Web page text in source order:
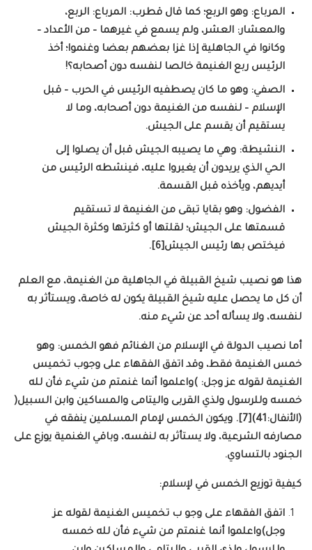
المرباع: وهو الربع؛ كما قال قطرب: المرباع: الربع،
والمعشار: العشر، ولم يسمع في غيرهما – من الأعداد –
وكانوا في الجاهلية إذا غزا بعضهم بعضا وغنموا؛ أخذ
الرئيس ربع الغنيمة خالصا لنفسه دون أصحابه؟!
الصفي: وهو ما كان يصطفيه الرئيس في الحرب – قبل
الإسلام – لنفسه من الغنيمة دون أصحابه، وما لا
يستقيم أن يقسم على الجيش.
النشيطة: وهي ما يصيبه الجيش قبل أن يصلوا إلى
الحي الذي يريدون أن يغيروا عليه، فينشطه الرئيس من
أيديهم، ويأخذه قبل القسمة.
الفضول: وهو بقايا تبقى من الغنيمة لا تستقيم
قسمتها على الجيش؛ لقلتها أو كثرتها وكثرة الجيش
فيختص بها رئيس الجيش[6].
هذا هو نصيب شيخ القبيلة في الجاهلية من الغنيمة، مع العلم
أن كل ما يحصل عليه شيخ القبيلة يكون له خاصة، ويستأثر به
لنفسه، ولا يسأله أحد عن شيء منه.
أما نصيب الدولة في الإسلام من الغنائم فهو الخمس: وهو
خمس الغنيمة فقط، وقد اتفق الفقهاء على وجوب تخميس
الغنيمة لقوله عز وجل: )واعلموا أنما غنمتم من شيء فأن لله
خمسه وللرسول ولذي القربى واليتامى والمساكين وابن السبيل(
(الأنفال:41)[7]. ويكون الخمس لإمام المسلمين ينفقه في
مصارفه الشرعية، ولا يستأثر به لنفسه، وباقي الغنمية يوزع على
الجنود بالتساوي.
كيفية توزيع الخمس في لإسلام:
اتفق الفقهاء على وجو ب تخميس الغنيمة لقوله عز
وجل)واعلموا أنما غنمتم من شيء فأن لله خمسه